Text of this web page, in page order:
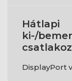
Hátlapi
ki-/
DisplayPort